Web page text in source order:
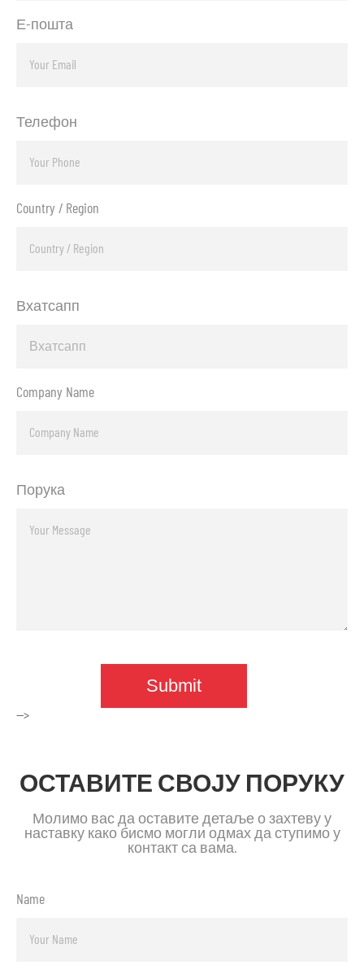
Е-пошта
Телефон
Country / Region
Вхатсапп
Company Name
Порука
-->
ОСТАВИТЕ СВОЈУ ПОРУКУ
Молимо вас да оставите детаље о захтеву у
наставку како бисмо могли одмах да ступимо у
контакт са вама.
Name